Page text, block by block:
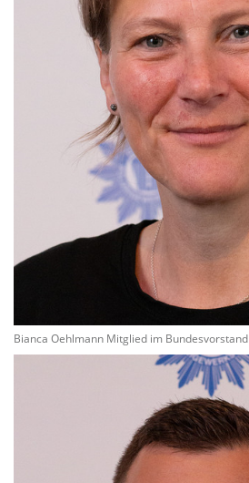
Bianca Oehlmann Mitglied im Bundesvorstand